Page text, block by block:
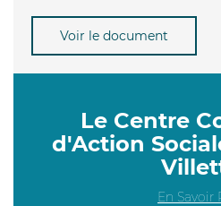
Voir le document
Le Centre
d'Action
En Savoir